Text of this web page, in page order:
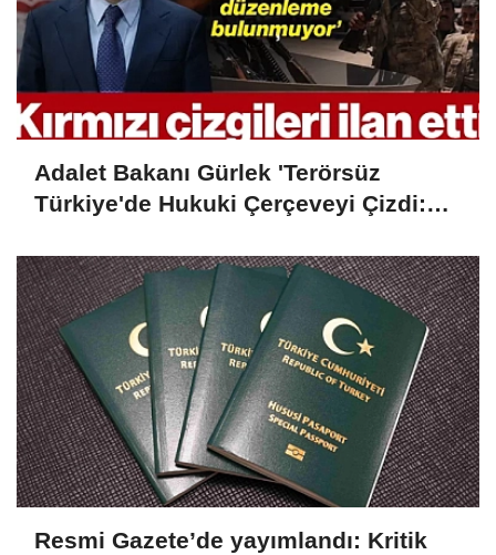
Adalet Bakanı Gürlek 'Terörsüz
Türkiye'de Hukuki Çerçeveyi Çizdi:
Resmi Gazete’de yayımlandı: Kritik